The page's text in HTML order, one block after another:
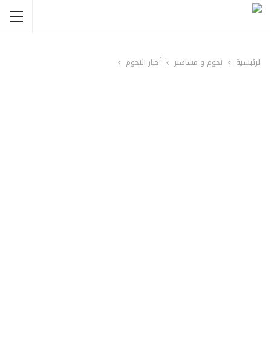
الرئيسية نجوم و مشاهير أخبار النجوم